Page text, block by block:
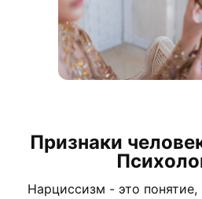
Признаки
Нарциссизм - это понятие,